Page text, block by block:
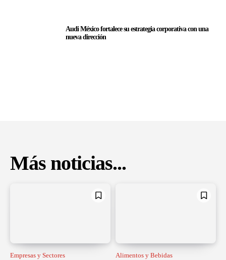
Audi México fortalece su estrategia corporativa con una
nueva dirección
Más noticias...
Empresas y Sectores Alimentos y Bebidas